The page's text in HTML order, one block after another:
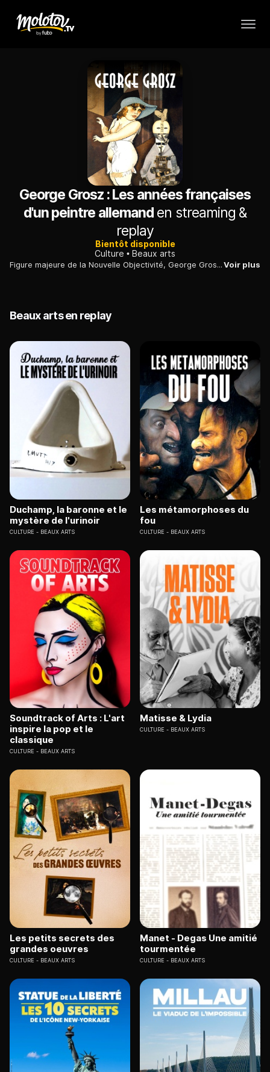
George Grosz : Les années françaises
d'un peintre allemand en streaming &
replay
Bientôt disponible
Culture
Beaux arts
Figure majeure de la Nouvelle Objectivité, George Grosz a disséqué la société allemande des années 1920 dans des toiles et dessins corrosifs.Voir plus
Beaux arts en replay
Duchamp, la baronne et le
mystère de l'urinoir
CULTURE BEAUX ARTS
Les métamorphoses du
fou
CULTURE BEAUX ARTS
Soundtrack of Arts : L'art
inspire la pop et le
classique
CULTURE BEAUX ARTS
Matisse & Lydia
CULTURE BEAUX ARTS
Les petits secrets des
grandes oeuvres
CULTURE BEAUX ARTS
Manet - Degas Une amitié
tourmentée
CULTURE BEAUX ARTS